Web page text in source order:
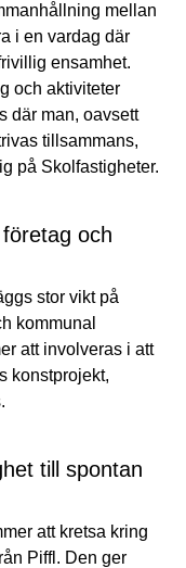
mellan
i en vardag där
ensamhet.
och aktiviteter
där man, oavsett
tillsammans,
på Skolfastigheter.
och
stor vikt på
kommunal
att involveras i att
konstprojekt,
till spontan
att kretsa kring
Piffl. Den ger